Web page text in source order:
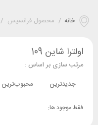
خانه / محصول فرانسیس /
اولترا شاین 109
مرتب سازی بر اساس :
جدیدترین
محبوب‌ترین
فقط موجود ها: